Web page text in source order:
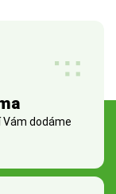
Vám dodáme